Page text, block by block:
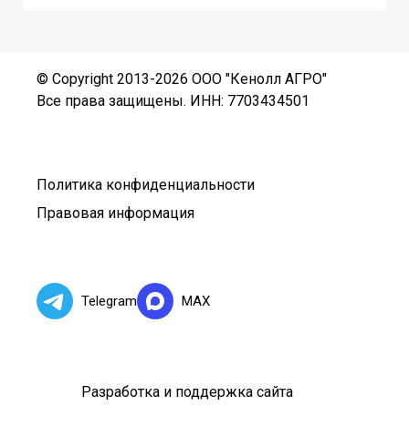
© Copyright 2013-2026 ООО "Кенолл АГРО"
Все права защищены. ИНН: 7703434501
Политика конфиденциальности
Правовая информация
Telegram MAX
Разработка и поддержка сайта